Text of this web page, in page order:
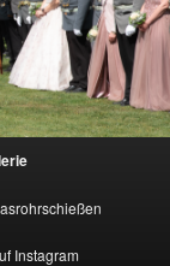
Instagram